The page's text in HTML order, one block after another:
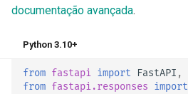
documentação avançada.
Python 3.10+
from fastapi import FastAPI ,
from fastapi.responses import